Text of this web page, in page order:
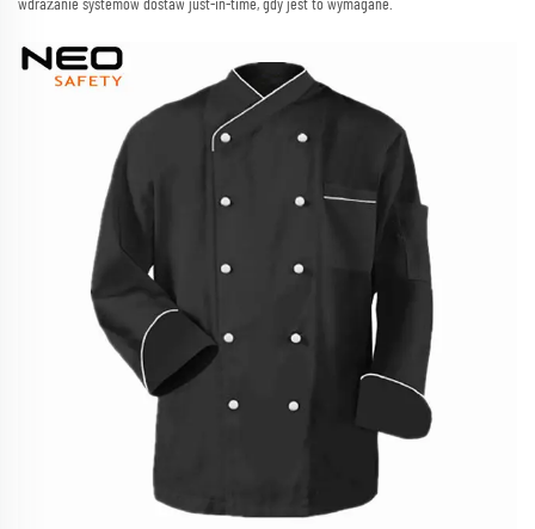
wdrażanie systemów dostaw just-in-time, gdy jest to wymagane.